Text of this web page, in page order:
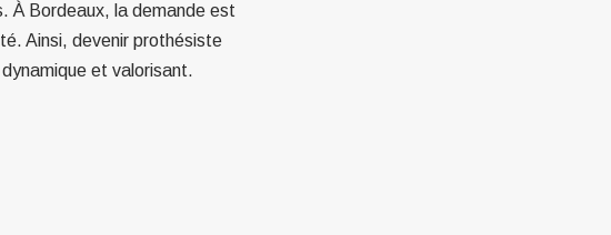
À Bordeaux, la demande est
Ainsi, devenir prothésiste
et valorisant.